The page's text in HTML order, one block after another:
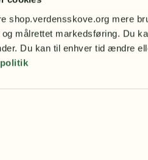
shop.verdensskove.org mere
målrettet markedsføring. Du
Du kan til enhver tid ændre